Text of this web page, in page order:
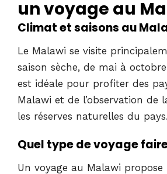
un voyage au
Climat et saisons au
Le Malawi se visite
saison sèche, de mai à
est idéale pour profiter des
Malawi et de l’observation de
les réserves naturelles du pays.
Quel type de voyage
Un voyage au Malawi